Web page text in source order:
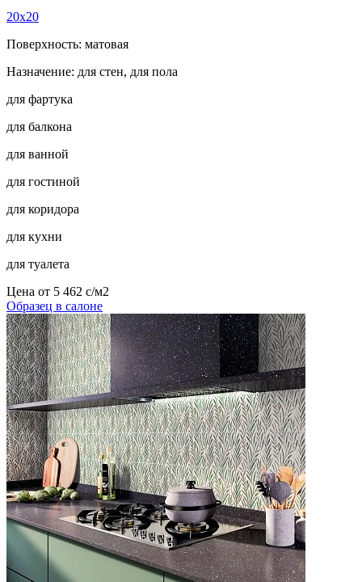
20x20
Поверхность: матовая
Назначение: для стен, для пола
для фартука
для балкона
для ванной
для гостиной
для коридора
для кухни
для туалета
Цена от 5 462 c/м2
Образец в салоне